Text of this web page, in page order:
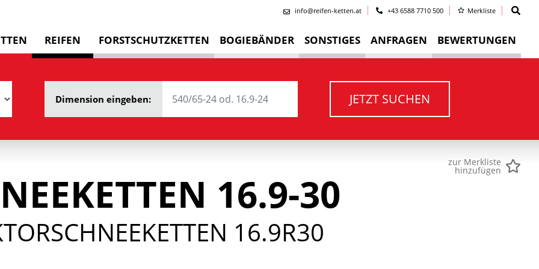
info@reifen-ketten.at +43 6588 7710 500 Merkliste
REIFEN FORSTSCHUTZKETTEN BOGIEBÄNDER SONSTIGES ANFRAGEN BEWERTUNGEN
Dimension eingeben: JETZT SUCHEN
zur Merkliste
hinzufügen
16.9-30
16.9R30